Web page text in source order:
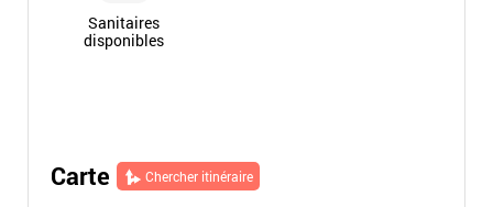
Sanitaires
disponibles
Carte Chercher itinéraire